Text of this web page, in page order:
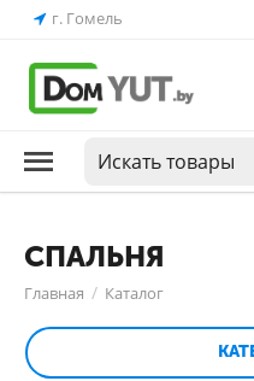
г. Гомель
СПАЛЬНЯ
Главная / Каталог